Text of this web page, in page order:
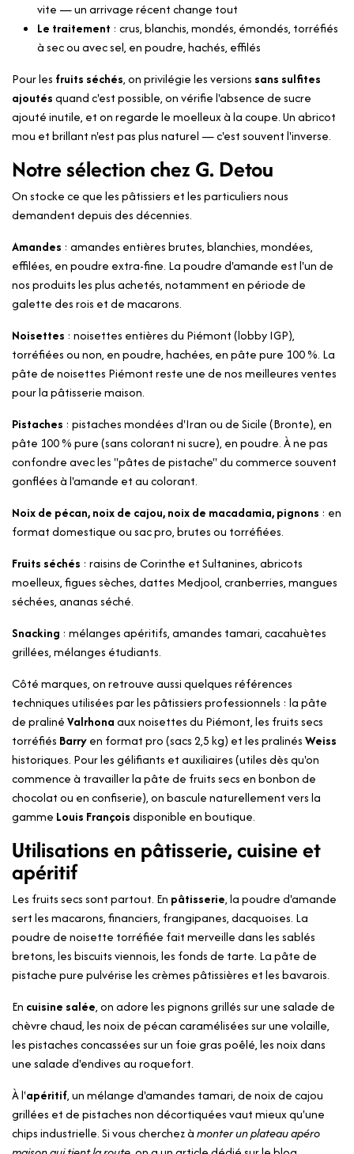
vite — un arrivage récent change tout
Le traitement : crus, blanchis, mondés, émondés, torréfiés
à sec ou avec sel, en poudre, hachés, effilés
Pour les fruits séchés, on privilégie les versions sans sulfites
ajoutésquand c'est possible, on vérifie l'absence de sucre
ajouté inutile, et on regarde le moelleux à la coupe. Un abricot
mou et brillant n'est pas plus naturel — c'est souvent l'inverse.
Notre sélection chez G. Detou
On stocke ce que les pâtissiers et les particuliers nous
demandent depuis des décennies.
Amandes : amandes entières brutes, blanchies, mondées,
effilées, en poudre extra-fine. La poudre d'amande est l'un de
nos produits les plus achetés, notamment en période de
galette des rois et de macarons.
Noisettes : noisettes entières du Piémont (lobby IGP),
torréfiées ou non, en poudre, hachées, en pâte pure 100 %. La
pâte de noisettes Piémont reste une de nos meilleures ventes
pour la pâtisserie maison.
Pistaches : pistaches mondées d'Iran ou de Sicile (Bronte), en
pâte 100 % pure (sans colorant ni sucre), en poudre. À ne pas
confondre avec les "pâtes de pistache" du commerce souvent
gonflées à l'amande et au colorant.
Noix de pécan, noix de cajou, noix de macadamia, pignons : en
format domestique ou sac pro, brutes ou torréfiées.
Fruits séchés : raisins de Corinthe et Sultanines, abricots
moelleux, figues sèches, dattes Medjool, cranberries, mangues
séchées, ananas séché.
Snacking : mélanges apéritifs, amandes tamari, cacahuètes
grillées, mélanges étudiants.
Côté marques, on retrouve aussi quelques références
techniques utilisées par les pâtissiers professionnels : la pâte
de pralinéValrhonaaux noisettes du Piémont, les fruits secs
torréfiés Barryen format pro (sacs 2,5 kg) et les pralinésWeiss
historiques. Pour les gélifiants et auxiliaires (utiles dès qu'on
commence à travailler la pâte de fruits secs en bonbon de
chocolat ou en confiserie), on bascule naturellement vers la
gamme Louis Françoisdisponible en boutique.
Utilisations en pâtisserie, cuisine et
apéritif
Les fruits secs sont partout. En pâtisserie, la poudre d'amande
sert les macarons, financiers, frangipanes, dacquoises. La
poudre de noisette torréfiée fait merveille dans les sablés
bretons, les biscuits viennois, les fonds de tarte. La pâte de
pistache pure pulvérise les crèmes pâtissières et les bavarois.
En cuisine salée, on adore les pignons grillés sur une salade de
chèvre chaud, les noix de pécan caramélisées sur une volaille,
les pistaches concassées sur un foie gras poêlé, les noix dans
une salade d'endives au roquefort.
À l'apéritif, un mélange d'amandes tamari, de noix de cajou
grillées et de pistaches non décortiquées vaut mieux qu'une
chips industrielle. Si vous cherchez àmonter un plateau apéro